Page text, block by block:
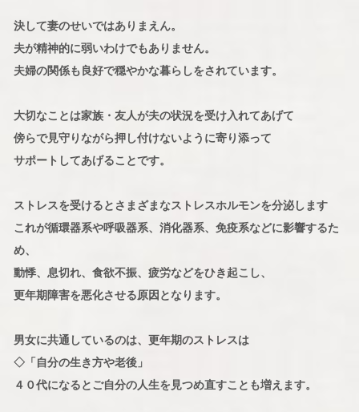
決して妻のせいではありまえん。
夫が精神的に弱いわけでもありません。
夫婦の関係も良好で穏やかな暮らしをされています。
大切なことは家族・友人が夫の状況を受け入れてあげて
傍らで見守りながら押し付けないように寄り添って
サポートしてあげることです。
ストレスを受けるとさまざまなストレスホルモンを分泌します
これが循環器系や呼吸器系、消化器系、免疫系などに影響するた
め、
動悸、息切れ、食欲不振、疲労などをひき起こし、
更年期障害を悪化させる原因となります。
男女に共通しているのは、更年期のストレスは
◇「自分の生き方や老後」
４０代になるとご自分の人生を見つめ直すことも増えます。